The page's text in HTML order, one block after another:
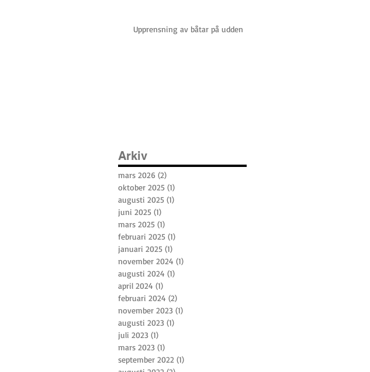
Upprensning av båtar på udden
Arkiv
mars 2026 (2)
oktober 2025 (1)
augusti 2025 (1)
juni 2025 (1)
mars 2025 (1)
februari 2025 (1)
januari 2025 (1)
november 2024 (1)
augusti 2024 (1)
april 2024 (1)
februari 2024 (2)
november 2023 (1)
augusti 2023 (1)
juli 2023 (1)
mars 2023 (1)
september 2022 (1)